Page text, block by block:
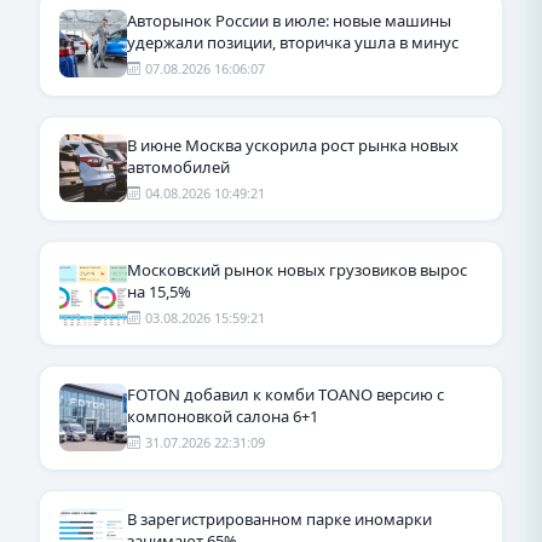
Авторынок России в июле: новые машины
удержали позиции, вторичка ушла в минус
07.08.2026 16:06:07
В июне Москва ускорила рост рынка новых
автомобилей
04.08.2026 10:49:21
Московский рынок новых грузовиков вырос
на 15,5%
03.08.2026 15:59:21
FOTON добавил к комби TOANO версию с
компоновкой салона 6+1
31.07.2026 22:31:09
В зарегистрированном парке иномарки